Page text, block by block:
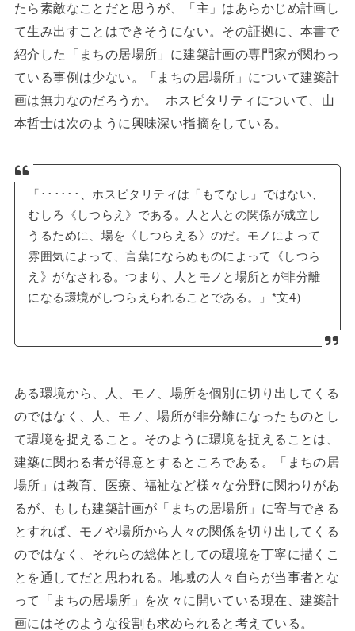
たら素敵なことだと思うが、「主」はあらかじめ計画し
て生み出すことはできそうにない。その証拠に、本書で
紹介した「まちの居場所」に建築計画の専門家が関わっ
ている事例は少ない。「まちの居場所」について建築計
画は無力なのだろうか。 ホスピタリティについて、山
本哲士は次のように興味深い指摘をしている。
「･･････、ホスピタリティは「もてなし」ではない、
むしろ《しつらえ》である。人と人との関係が成立し
うるために、場を〈しつらえる〉のだ。モノによって
雰囲気によって、言葉にならぬものによって《しつら
え》がなされる。つまり、人とモノと場所とが非分離
になる環境がしつらえられることである。」*文4）
ある環境から、人、モノ、場所を個別に切り出してくる
のではなく、人、モノ、場所が非分離になったものとし
て環境を捉えること。そのように環境を捉えることは、
建築に関わる者が得意とするところである。「まちの居
場所」は教育、医療、福祉など様々な分野に関わりがあ
るが、もしも建築計画が「まちの居場所」に寄与できる
とすれば、モノや場所から人々の関係を切り出してくる
のではなく、それらの総体としての環境を丁寧に描くこ
とを通してだと思われる。地域の人々自らが当事者とな
って「まちの居場所」を次々に開いている現在、建築計
画にはそのような役割も求められると考えている。